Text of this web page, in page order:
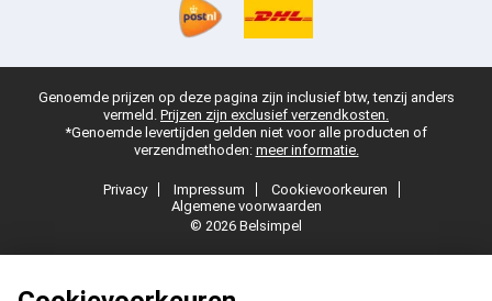
Genoemde prijzen op deze pagina zijn inclusief btw, tenzij anders
vermeld. Prijzen zijn exclusief verzendkosten.
*Genoemde levertijden gelden niet voor alle producten of
verzendmethoden: meer informatie.
Privacy Impressum
Cookievoorkeuren
Algemene voorwaarden
© 2026 Belsimpel